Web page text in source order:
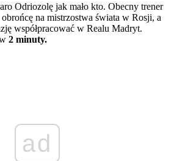
Odriozolę jak mało kto. Obecny trener
na mistrzostwa świata w Rosji, a
współpracować w Realu Madryt.
2 minuty.
ad